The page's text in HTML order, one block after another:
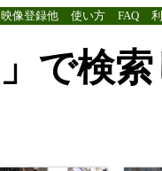
映像登録他 使い方 FAQ
」で検